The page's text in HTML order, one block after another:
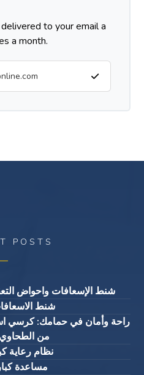
to your email a
a month.
POSTS
شنط الإسعافات واحواض
شنط
راحة وأمان في حمامك: كرسي
من
نظام رعاية
مساعدة